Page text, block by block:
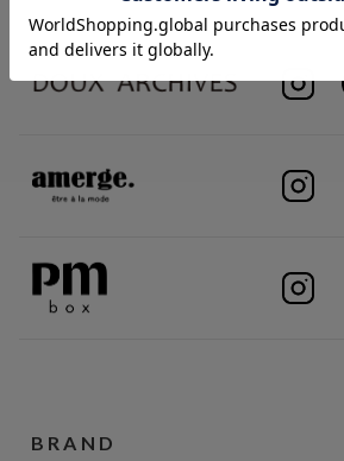
BRAND